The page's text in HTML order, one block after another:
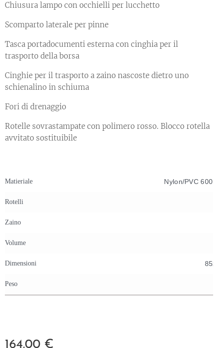
Chiusura lampo con occhielli per lucchetto
Scomparto laterale per pinne
Tasca portadocumenti esterna con cinghia per il
trasporto della borsa
Cinghie per il trasporto a zaino nascoste dietro uno
schienalino in schiuma
Fori di drenaggio
Rotelle sovrastampate con polimero rosso. Blocco rotella
avvitato sostituibile
Matieriale Nylon/PVC
Rotelli
Zaino
Volume
Dimensioni
Peso
164.00 €